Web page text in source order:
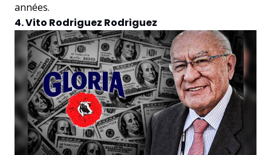
années.
4. Vito Rodriguez Rodriguez